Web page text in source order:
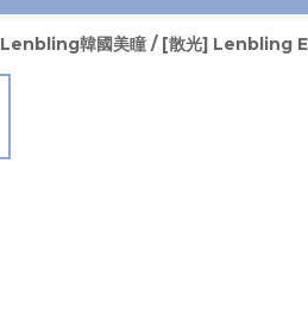
Lenbling韓國美瞳 / [散光] Lenbling